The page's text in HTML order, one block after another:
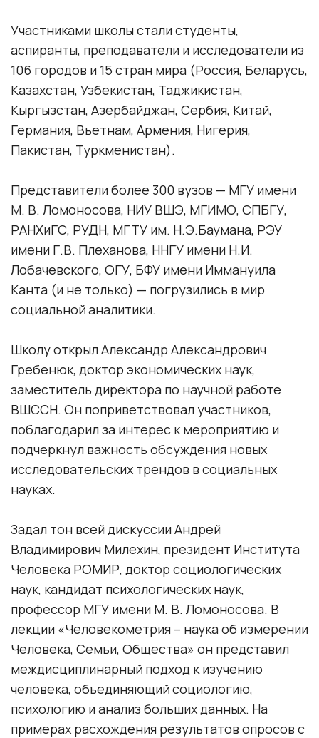
Участниками школы стали студенты,
аспиранты, преподаватели и исследователи из
106 городов и 15 стран мира (Россия, Беларусь,
Казахстан, Узбекистан, Таджикистан,
Кыргызстан, Азербайджан, Сербия, Китай,
Германия, Вьетнам, Армения, Нигерия,
Пакистан, Туркменистан).
Представители более 300 вузов — МГУ имени
М. В. Ломоносова, НИУ ВШЭ, МГИМО, СПБГУ,
РАНХиГС, РУДН, МГТУ им. Н.Э.Баумана, РЭУ
имени Г.В. Плеханова, ННГУ имени Н.И.
Лобачевского, ОГУ, БФУ имени Иммануила
Канта (и не только) — погрузились в мир
социальной аналитики.
Школу открыл Александр Александрович
Гребенюк, доктор экономических наук,
заместитель директора по научной работе
ВШССН. Он поприветствовал участников,
поблагодарил за интерес к мероприятию и
подчеркнул важность обсуждения новых
исследовательских трендов в социальных
науках.
Задал тон всей дискуссии Андрей
Владимирович Милехин, президент Института
Человека РОМИР, доктор социологических
наук, кандидат психологических наук,
профессор МГУ имени М. В. Ломоносова. В
лекции «Человекометрия – наука об измерении
Человека, Семьи, Общества» он представил
междисциплинарный подход к изучению
человека, объединяющий социологию,
психологию и анализ больших данных. На
примерах расхождения результатов опросов с